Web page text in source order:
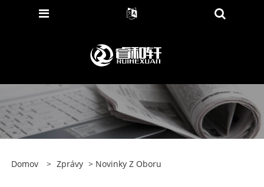
Domov > Zprávy > Novinky Z Oboru